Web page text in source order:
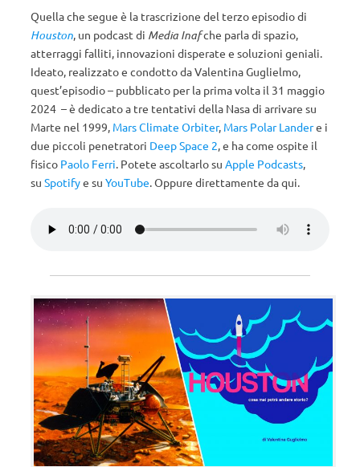
Quella che segue è la trascrizione del terzo episodio di
Houston, un podcast di Media Inafche parla di spazio,
atterraggi falliti, innovazioni disperate e soluzioni geniali.
Ideato, realizzato e condotto da Valentina Guglielmo,
quest’episodio – pubblicato per la prima volta il 31 maggio
2024 – è dedicato a tre tentativi della Nasa di arrivare su
Marte nel 1999, Mars Climate Orbiter, Mars Polar Landere i
due piccoli penetratori Deep Space 2, e ha come ospite il
fisico Paolo Ferri. Potete ascoltarlo su Apple Podcasts,
su Spotifye su YouTube. Oppure direttamente da qui.